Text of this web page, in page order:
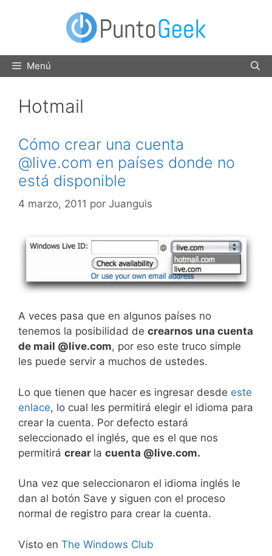
Menú
Hotmail
Cómo crear una cuenta
@live.com en países donde no
está disponible
4 marzo, 2011 por Juanguis
A veces pasa que en algunos países no
tenemos la posibilidad de crearnos una cuenta
de mail @live.com, por eso este truco simple
les puede servir a muchos de ustedes.
Lo que tienen que hacer es ingresar desde este
enlace, lo cual les permitirá elegir el idioma para
crear la cuenta. Por defecto estará
seleccionado el inglés, que es el que nos
permitirá crear la cuenta @live.com.
Una vez que seleccionaron el idioma inglés le
dan al botón Save y siguen con el proceso
normal de registro para crear la cuenta.
Visto en The Windows Club